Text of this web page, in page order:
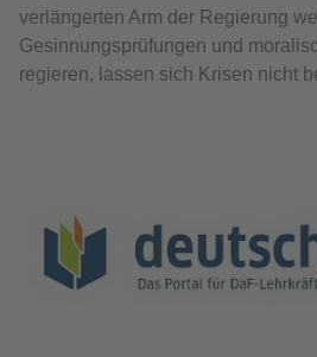
verlängerten Arm der Regierung
Gesinnungsprüfungen und
regieren, lassen sich Krisen nicht